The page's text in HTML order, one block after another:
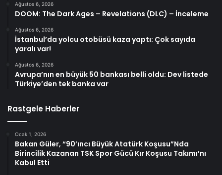
Ağustos 6, 2026
DOOM: The Dark Ages – Revelations (DLC) – İnceleme
Ağustos 6, 2026
İstanbul’da yolcu otobüsü kaza yaptı: Çok sayıda
yaralı var!
Ağustos 6, 2026
Avrupa’nın en büyük 50 bankası belli oldu: Dev listede
Türkiye’den tek banka var
Rastgele Haberler
Ocak 1, 2026
Bakan Güler, “90’ıncı Büyük Atatürk Koşusu”Nda
Birincilik Kazanan TSK Spor Gücü Kır Koşusu Takımı’nı
Kabul Etti